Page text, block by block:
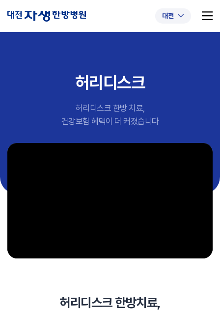
대전
#초음파약침 #척추압박골절
#교통사고후유증 #허리디스크
#추나요법
허리디스크
허리디스크 한방 치료,
건강보험 혜택이 더 커졌습니다
허리디스크 한방치료,